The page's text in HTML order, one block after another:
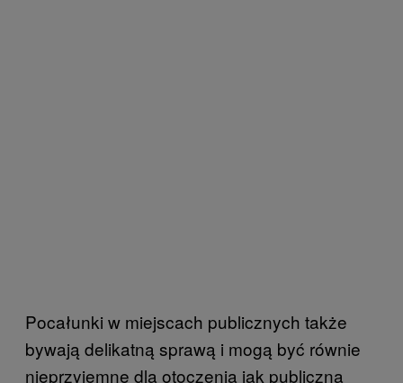
Pocałunki w miejscach publicznych także
bywają delikatną sprawą i mogą być równie
nieprzyjemne dla otoczenia jak publiczna